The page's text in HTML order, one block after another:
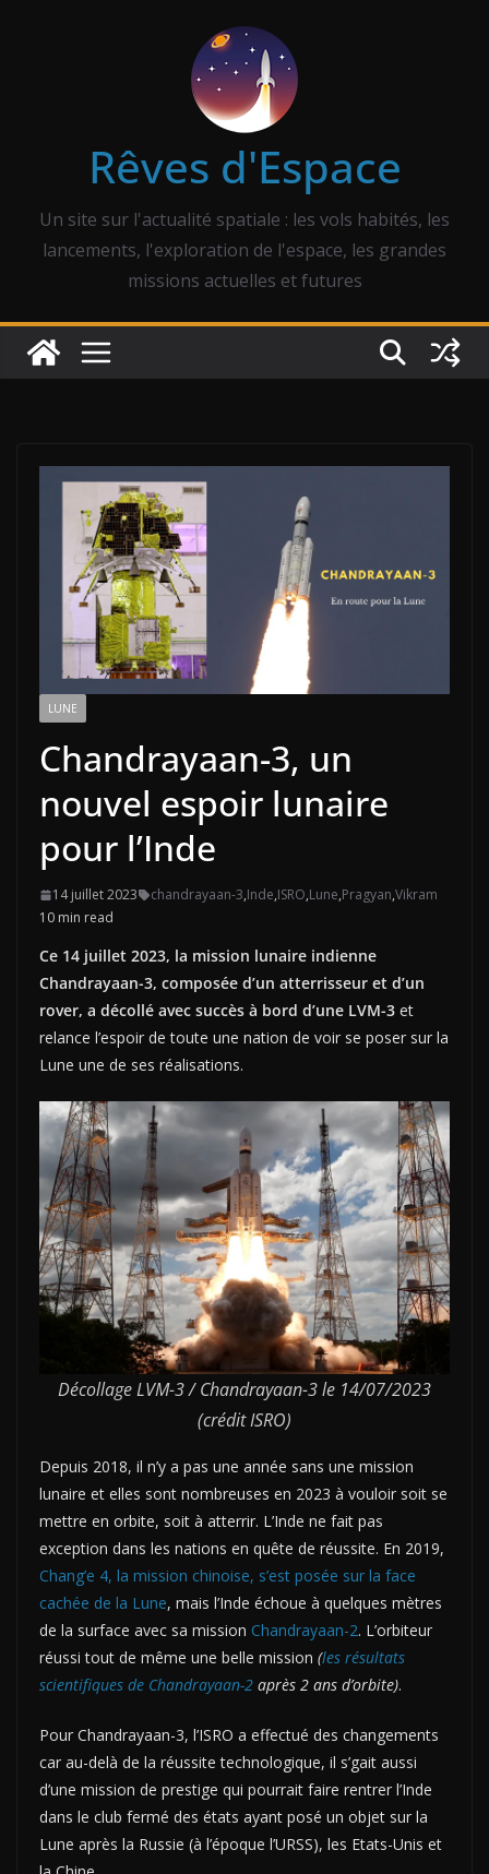
Rêves d'Espace
Un site sur l'actualité spatiale : les vols habités, les
lancements, l'exploration de l'espace, les grandes
missions actuelles et futures
LUNE
Chandrayaan-3, un
nouvel espoir lunaire
pour l’Inde
14 juillet 2023 chandrayaan-3,Inde,ISRO,Lune,Pragyan,Vikram
10 min read
Ce 14 juillet 2023, la mission lunaire indienne
Chandrayaan-3, composée d’un atterrisseur et d’un
rover, a décollé avec succès à bord d’une LVM-3 et
relance l’espoir de toute une nation de voir se poser sur la
Lune une de ses réalisations.
Décollage LVM-3 / Chandrayaan-3 le 14/07/2023
(crédit ISRO)
Depuis 2018, il n’y a pas une année sans une mission
lunaire et elles sont nombreuses en 2023 à vouloir soit se
mettre en orbite, soit à atterrir. L’Inde ne fait pas
exception dans les nations en quête de réussite. En 2019,
Chang’e 4, la mission chinoise, s’est posée sur la face
cachée de la Lune, mais l’Inde échoue à quelques mètres
de la surface avec sa mission Chandrayaan-2. L’orbiteur
réussi tout de même une belle mission (les résultats
scientifiques de Chandrayaan-2 après 2 ans d’orbite).
Pour Chandrayaan-3, l’ISRO a effectué des changements
car au-delà de la réussite technologique, il s’gait aussi
d’une mission de prestige qui pourrait faire rentrer l’Inde
dans le club fermé des états ayant posé un objet sur la
Lune après la Russie (à l’époque l’URSS), les Etats-Unis et